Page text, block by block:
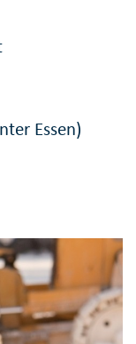
Essen)